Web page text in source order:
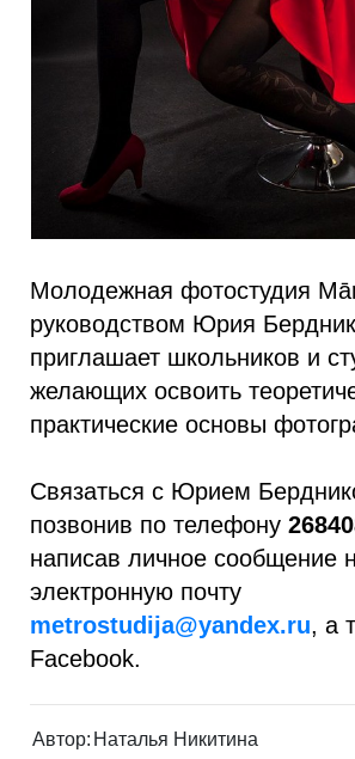
Молодежная фотостудия
руководством Юрия
приглашает школьников и
желающих освоить
практические основы
Связаться с Юрием
позвонив по телефону
написав личное сообщение
электронную почту
metrostudija@yandex.ru, а
Facebook.
Автор: Наталья Никитина